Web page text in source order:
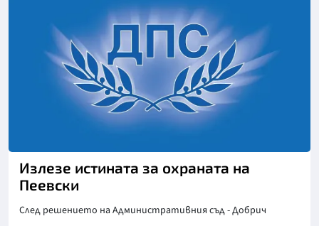
Излезе истината за охраната на
Пеевски
След решението на Административния съд - Добрич